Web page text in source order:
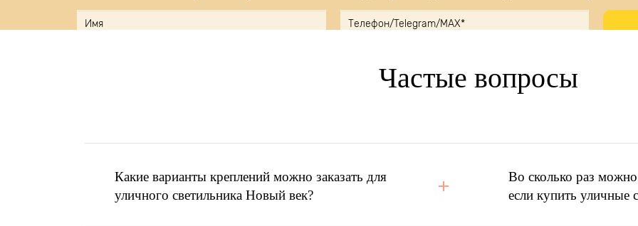
Есть готовое ТЗ или КП конкурента?
Написать запрос
Отправить запрос
Частые вопросы
Какие варианты креплений можно заказать для
уличного светильника Новый век?
Во сколько раз можно
если купить уличные